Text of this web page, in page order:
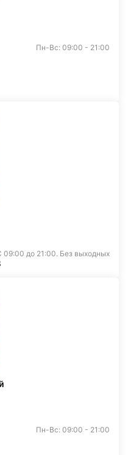
Пн-Вс: 09:00 - 21:00
09:00 до 21:00. Без выходных
Пн-Вс: 09:00 - 21:00